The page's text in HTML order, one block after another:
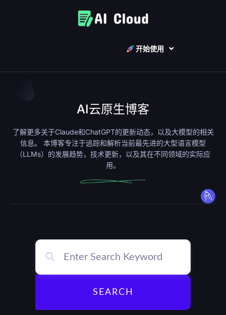
开始使用
AI云原生博客
了解更多关于Claude和ChatGPT的更新动态，以及大模型的相关
信息。 本博客专注于追踪和解析当前最先进的大型语言模型
（LLMs）的发展趋势，技术更新，以及其在不同领域的实际应
用。
SEARCH